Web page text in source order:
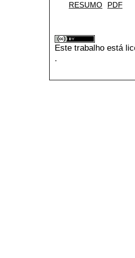
RESUMO PDF
Este trabalho está
.